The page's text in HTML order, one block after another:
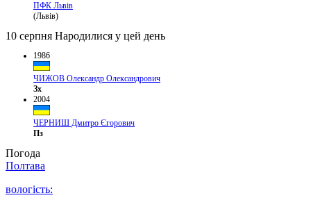
ПФК Львів
(Львів)
10 серпня Народилися у цей день
1986
ЧИЖОВ Олександр Олександрович
Зх
2004
ЧЕРНИШ Дмитро Єгорович
Пз
Погода
Полтава
вологість: